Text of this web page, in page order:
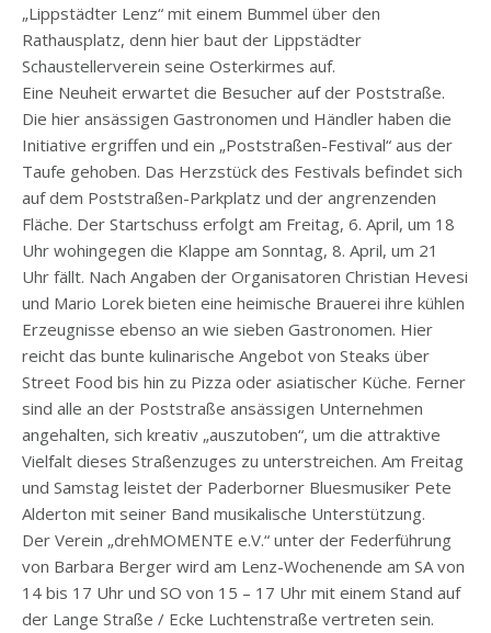
„Lippstädter Lenz“ mit einem Bummel über den
Rathausplatz, denn hier baut der Lippstädter
Schaustellerverein seine Osterkirmes auf.
Eine Neuheit erwartet die Besucher auf der Poststraße.
Die hier ansässigen Gastronomen und Händler haben die
Initiative ergriffen und ein „Poststraßen-Festival“ aus der
Taufe gehoben. Das Herzstück des Festivals befindet sich
auf dem Poststraßen-Parkplatz und der angrenzenden
Fläche. Der Startschuss erfolgt am Freitag, 6. April, um 18
Uhr wohingegen die Klappe am Sonntag, 8. April, um 21
Uhr fällt. Nach Angaben der Organisatoren Christian Hevesi
und Mario Lorek bieten eine heimische Brauerei ihre kühlen
Erzeugnisse ebenso an wie sieben Gastronomen. Hier
reicht das bunte kulinarische Angebot von Steaks über
Street Food bis hin zu Pizza oder asiatischer Küche. Ferner
sind alle an der Poststraße ansässigen Unternehmen
angehalten, sich kreativ „auszutoben“, um die attraktive
Vielfalt dieses Straßenzuges zu unterstreichen. Am Freitag
und Samstag leistet der Paderborner Bluesmusiker Pete
Alderton mit seiner Band musikalische Unterstützung.
Der Verein „drehMOMENTE e.V.“ unter der Federführung
von Barbara Berger wird am Lenz-Wochenende am SA von
14 bis 17 Uhr und SO von 15 – 17 Uhr mit einem Stand auf
der Lange Straße / Ecke Luchtenstraße vertreten sein.